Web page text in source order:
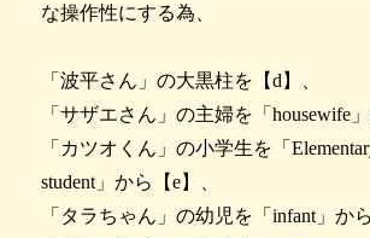
な操作性にする為、
「波平さん」の大黒柱を【d】、
「サザエさん」の主婦を「housewife
「カツオくん」の小学生を「
student」から【e】、
「タラちゃん」の幼児を「infant」か